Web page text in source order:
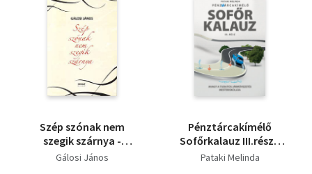
Szép szónak nem
szegik szárnya -
Anyanyelvi ""mankó""
Gálosi János
Pénztárcakímélő
Sofőrkalauz III.rész -
Avagy a tudatos
Pataki Melinda